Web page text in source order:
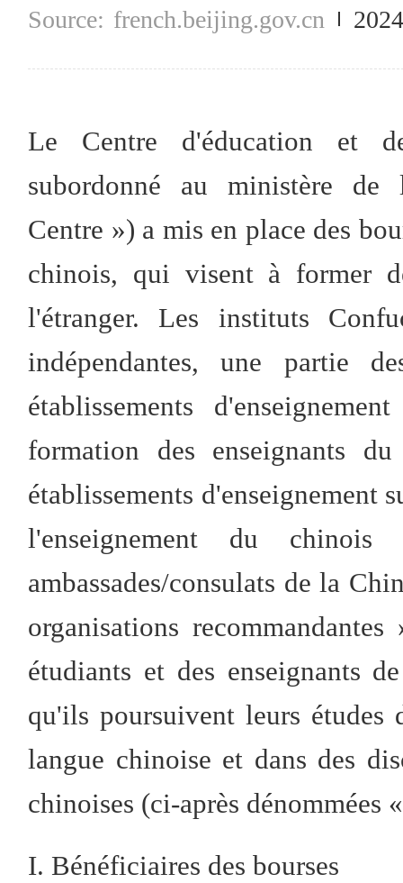
french.beijing.gov.cn
Le Centre d'éducation et
subordonné au ministère
Centre ») a mis en place des
chinois, qui visent à former
l'étranger. Les instituts
indépendantes, une partie
établissements
formation des enseignants
établissements d'enseignement
l'enseignement du
ambassades/consulats de la
organisations
étudiants et des enseignants
qu'ils poursuivent leurs études
langue chinoise et dans des
chinoises (ci-après dénommées
I. Bénéficiaires des bourses